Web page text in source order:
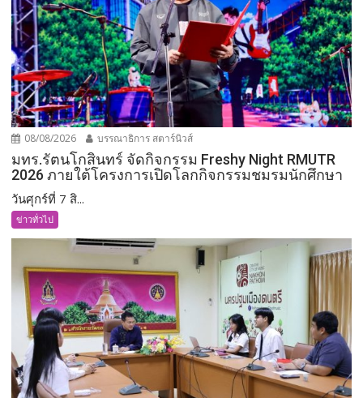
08/08/2026 บรรณาธิการ สตาร์นิวส์
มทร.รัตนโกสินทร์ จัดกิจกรรม Freshy Night RMUTR
2026 ภายใต้โครงการเปิดโลกกิจกรรมชมรมนักศึกษา
วันศุกร์ที่ 7 สิ...
ข่าวทั่วไป